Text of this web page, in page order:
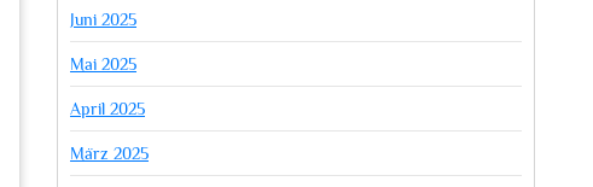
Juni 2025
Mai 2025
April 2025
März 2025